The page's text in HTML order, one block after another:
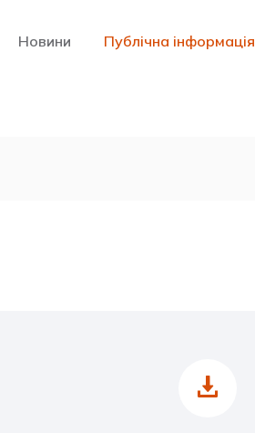
Новини Публічна інформація